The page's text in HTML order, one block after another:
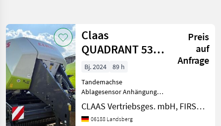
Claas
QUADRANT 5300
FC T+ST
Preis
auf
Anfrage
Bj. 2024
89 h
Tandemachse
Ablagesensor Anhängung:
Unten-Anhängung Anzahl
Blindmesser: 51 Anzahl
Messer: 51 Anzahl
CLAAS Vertriebsges. mbH, FIRST CLAAS USED Center Landsberg
06188 Landsberg